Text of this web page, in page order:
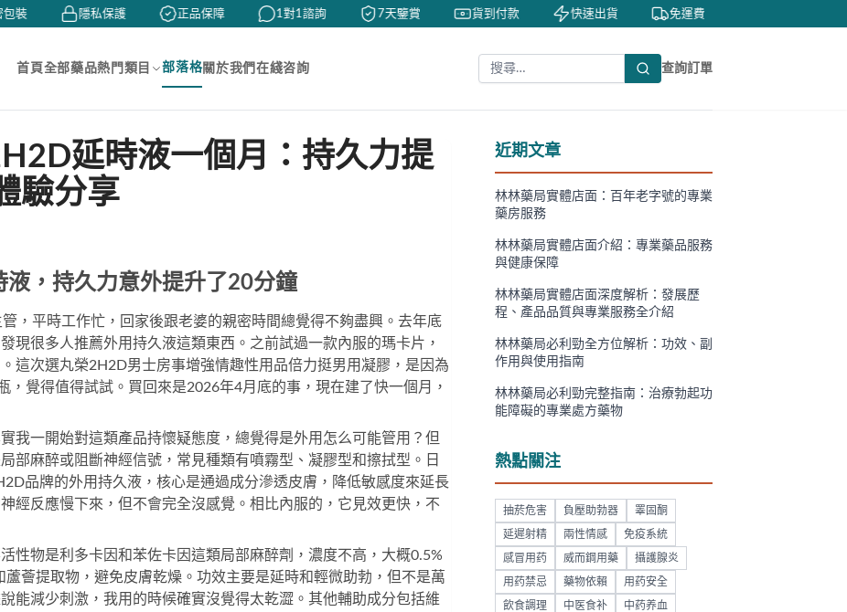
隱私保護 正品保障 1對1諮詢 7天鑒賞 貨到付款 快速出貨 免運費
首頁全部藥品熱門類目 部落格關於我們在綫咨詢 查詢訂單
延時液一個月：持久力提
驗分享
，持久力意外提升了20分鐘
，平時工作忙，回家後跟老婆的親密時間總覺得不夠盡興。去年底
現很多人推薦外用持久液這類東西。之前試過一款內服的瑪卡片，
這次選丸榮2H2D男士房事增強情趣性用品倍力挺男用凝膠 ，是因為
，覺得值得試試。買回來是2026年4月底的事，現在建了快一個月，
我一開始對這類產品持懷疑態度，總覺得是外用怎么可能管用？但
部麻醉或阻斷神經信號，常見種類有噴霧型、凝膠型和擦拭型。日
品牌的外用持久液，核心是通過成分滲透皮膚，降低敏感度來延長
經反應慢下來，但不會完全沒感覺。相比內服的，它見效更快，不
性物是利多卡因和苯佐卡因這類局部麻醉劑，濃度不高，大概0.5%
薈提取物，避免皮膚乾燥。功效主要是延時和輕微助勃，但不是萬
能減少刺激，我用的時候確實沒覺得太乾澀。其他輔助成分包括維
近期文章
林林藥局實體店面：百年老字號的專業
藥房服務
林林藥局實體店面介紹：專業藥品服務
與健康保障
林林藥局實體店面深度解析：發展歷
程、產品品質與專業服務全介紹
林林藥局必利勁全方位解析：功效、副
作用與使用指南
林林藥局必利勁完整指南：治療勃起功
能障礙的專業處方藥物
熱點關注
抽菸危害 負壓助勃器 睪固酮
延遲射精 兩性情感 免疫系統
感冒用药 威而鋼用藥 攝護腺炎
用药禁忌 藥物依賴 用药安全
飲食調理 中医食补 中药养血